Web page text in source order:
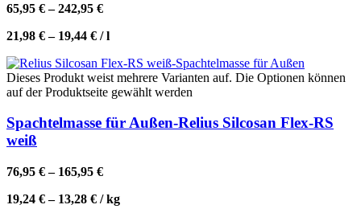
65,95 €–242,95 €
21,98 €– 19,44 € /l
Dieses Produkt weist mehrere Varianten auf. Die Optionen können
auf der Produktseite gewählt werden
Spachtelmasse für Außen-Relius Silcosan Flex-RS
weiß
76,95 €– 165,95 €
19,24 €– 13,28 € /kg